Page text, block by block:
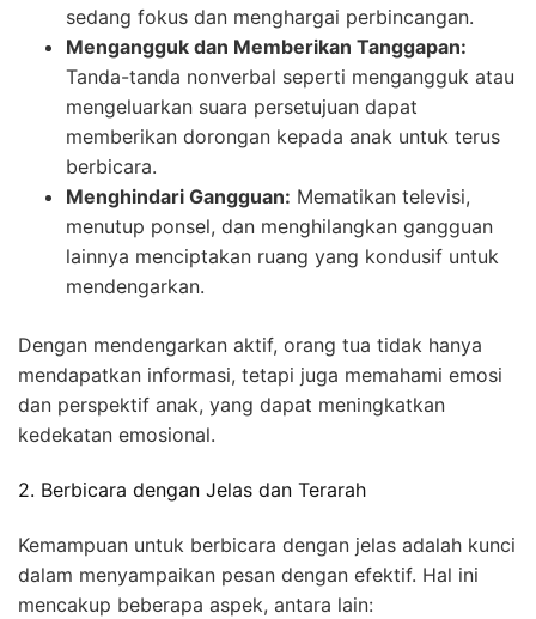
sedang fokus dan menghargai perbincangan.
Mengangguk dan Memberikan Tanggapan:
Tanda-tanda nonverbal seperti mengangguk atau
mengeluarkan suara persetujuan dapat
memberikan dorongan kepada anak untuk terus
berbicara.
Menghindari Gangguan: Mematikan televisi,
menutup ponsel, dan menghilangkan gangguan
lainnya menciptakan ruang yang kondusif untuk
mendengarkan.
Dengan mendengarkan aktif, orang tua tidak hanya
mendapatkan informasi, tetapi juga memahami emosi
dan perspektif anak, yang dapat meningkatkan
kedekatan emosional.
2. Berbicara dengan Jelas dan Terarah
Kemampuan untuk berbicara dengan jelas adalah kunci
dalam menyampaikan pesan dengan efektif. Hal ini
mencakup beberapa aspek, antara lain: